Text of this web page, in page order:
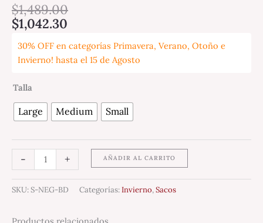
$1,489.00
$1,042.30
30% OFF en categorías Primavera, Verano, Otoño e
Invierno! hasta el 15 de Agosto
Talla
Large Medium Small
- + AÑADIR AL CARRITO
SKU:S-NEG-BD Categorías:Invierno,Sacos